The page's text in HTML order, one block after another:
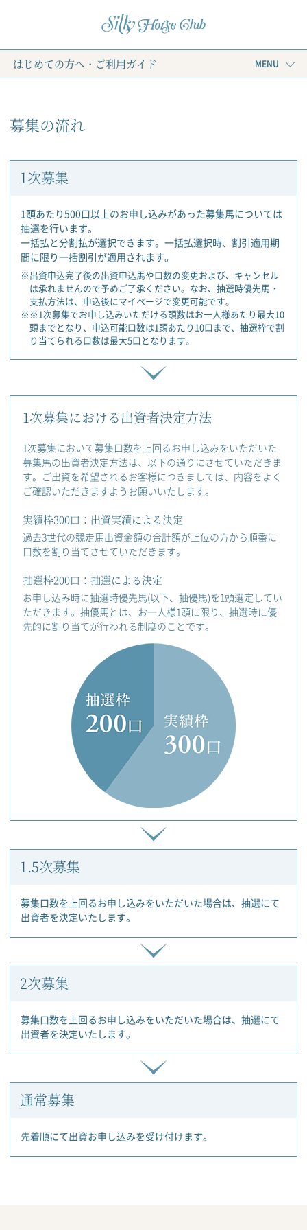
はじめての方へ・ご利用ガイド MENU
募集の流れ
1次募集
1頭あたり500口以上のお申し込みがあった募集馬については
抽選を行います。
一括払と分割払が選択できます。一括払選択時、割引適用期
間に限り一括割引が適用されます。
※出資申込完了後の出資申込馬や口数の変更および、キャンセル
は承れませんので予めご了承ください。なお、抽選時優先馬・
支払方法は、申込後にマイページで変更可能です。
※※1次募集でお申し込みいただける頭数はお一人様あたり最大10
頭までとなり、申込可能口数は1頭あたり10口まで、抽選枠で割
り当てられる口数は最大5口となります。
1次募集における出資者決定方法
1次募集において募集口数を上回るお申し込みをいただいた
募集馬の出資者決定方法は、以下の通りにさせていただきま
す。ご出資を希望されるお客様につきましては、内容をよく
ご確認いただきますようお願いいたします。
実績枠300口：出資実績による決定
過去3世代の競走馬出資金額の合計額が上位の方から順番に
口数を割り当てさせていただきます。
抽選枠200口：抽選による決定
お申し込み時に抽選時優先馬(以下、抽優馬)を1頭選定してい
ただきます。抽優馬とは、お一人様1頭に限り、抽選時に優
先的に割り当てが行われる制度のことです。
1.5次募集
募集口数を上回るお申し込みをいただいた場合は、抽選にて
出資者を決定いたします。
2次募集
募集口数を上回るお申し込みをいただいた場合は、抽選にて
出資者を決定いたします。
通常募集
先着順にて出資お申し込みを受け付けます。